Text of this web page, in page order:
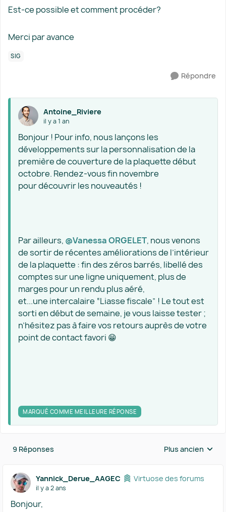
Est-ce possible et comment procéder?
Merci par avance
SIG
Répondre
Antoine_Riviere
il y a 1 an
Bonjour ! Pour info, nous lançons les
développements sur la personnalisation de la
première de couverture de la plaquette début
octobre. Rendez-vous fin novembre
pour découvrir les nouveautés !
Par ailleurs, @Vanessa ORGELET, nous venons
de sortir de récentes améliorations de l’intérieur
de la plaquette : fin des zéros barrés, libellé des
comptes sur une ligne uniquement, plus de
marges pour un rendu plus aéré,
et...une intercalaire “Liasse fiscale” ! Le tout est
sorti en début de semaine, je vous laisse tester ;
n’hésitez pas à faire vos retours auprès de votre
point de contact favori 😁
MARQUÉ COMME MEILLEURE RÉPONSE
9 Réponses Réponses triées
Plus ancien
Yannick_Derue_AAGEC Virtuose des forums
il y a 2 ans
Bonjour,